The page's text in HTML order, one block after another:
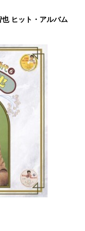
ヒット・アルバム